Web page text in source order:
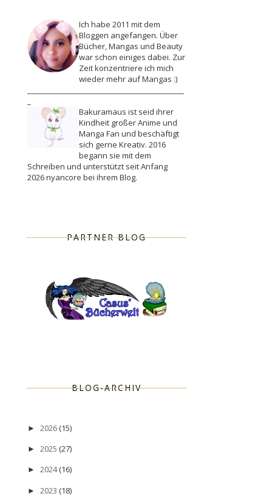
Ich habe 2011 mit dem
Bloggen angefangen. Über
Bücher, Mangas und Beauty
war schon einiges dabei. Zur
Zeit konzentriere ich mich
wieder mehr auf Mangas :)
Bakuramaus ist seid ihrer
Kindheit großer Anime und
Manga Fan und beschäftigt
sich gerne Kreativ. 2016
begann sie mit dem
Schreiben und unterstützt seit Anfang
2026 nyancore bei ihrem Blog.
PARTNER BLOG
BLOG-ARCHIV
► 2026(15)
► 2025 (27)
► 2024(16)
► 2023 (18)